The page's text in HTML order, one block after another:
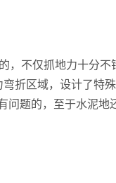
，不仅抓地力十分不
折区域，设计了特
问题的，至于水泥地